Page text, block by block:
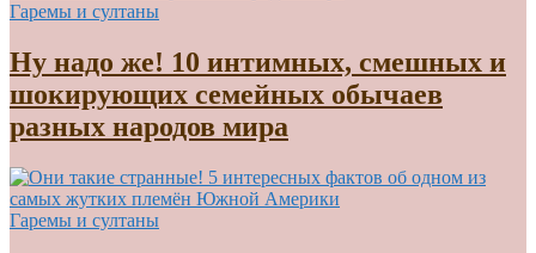
Гаремы и султаны
Ну надо же! 10 интимных, смешных и
шокирующих семейных обычаев
разных народов мира
Гаремы и султаны